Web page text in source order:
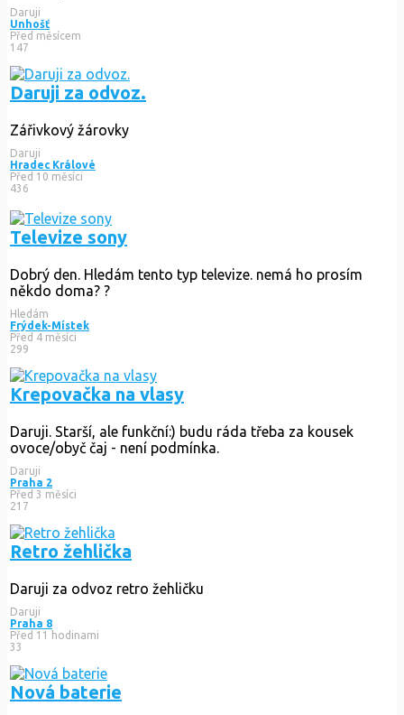
Daruji
Unhošť
Před měsícem
147
Daruji za odvoz.
Zářivkový žárovky
Daruji
Hradec Králové
Před 10 měsíci
436
Televize sony
Dobrý den. Hledám tento typ televize. nemá ho prosím
někdo doma? ?
Hledám
Frýdek-Místek
Před 4 měsíci
299
Krepovačka na vlasy
Daruji. Starší, ale funkční:) budu ráda třeba za kousek
ovoce/obyč čaj - není podmínka.
Daruji
Praha 2
Před 3 měsíci
217
Retro žehlička
Daruji za odvoz retro žehličku
Daruji
Praha 8
Před 11 hodinami
33
Nová baterie